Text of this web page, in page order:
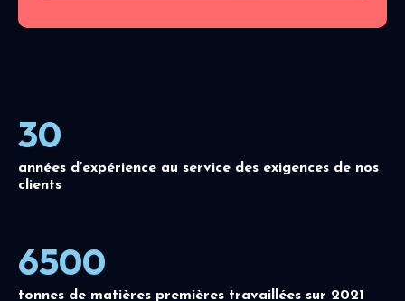
30
années d’expérience au service des exigences de nos
clients
6500
tonnes de matières premières travaillées sur 2021